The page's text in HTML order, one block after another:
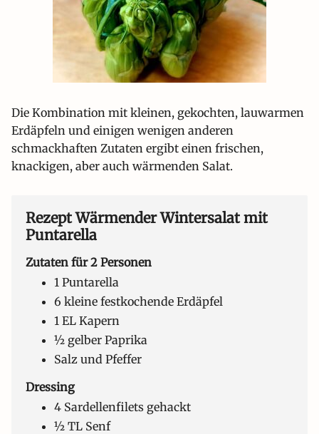
Die Kombination mit kleinen, gekochten, lauwarmen
Erdäpfeln und einigen wenigen anderen
schmackhaften Zutaten ergibt einen frischen,
knackigen, aber auch wärmenden Salat.
Rezept Wärmender Wintersalat mit
Puntarella
Zutaten für 2 Personen
1 Puntarella
6 kleine festkochende Erdäpfel
1 EL Kapern
½ gelber Paprika
Salz und Pfeffer
Dressing
4 Sardellenfilets gehackt
½ TL Senf